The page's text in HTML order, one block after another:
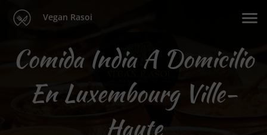
Vegan Rasoi
Comida India A Domicilio
En Luxembourg Ville-
Haute